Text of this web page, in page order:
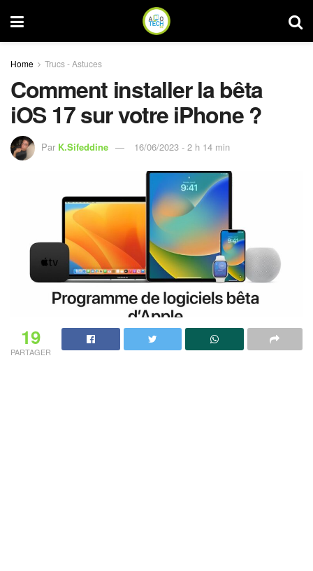
Home Trucs - Astuces
Comment installer la bêta
iOS 17 sur votre iPhone ?
Par K.Sifeddine 16/06/2023 - 2 h 14 min
19
PARTAGER